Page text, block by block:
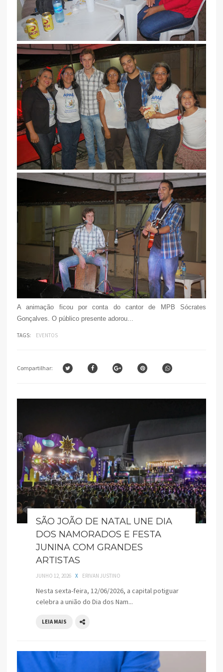
A animação ficou por conta do cantor de MPB Sócrates
Gonçalves. O público presente adorou...
TAGS: EVENTOS
Compartilhar:
SÃO JOÃO DE NATAL UNE DIA
DOS NAMORADOS E FESTA
JUNINA COM GRANDES
ARTISTAS
JUNHO 12, 2026 X ERIVAN JUSTINO
Nesta sexta-feira, 12/06/2026, a capital potiguar
celebra a união do Dia dos Nam...
LEIA MAIS